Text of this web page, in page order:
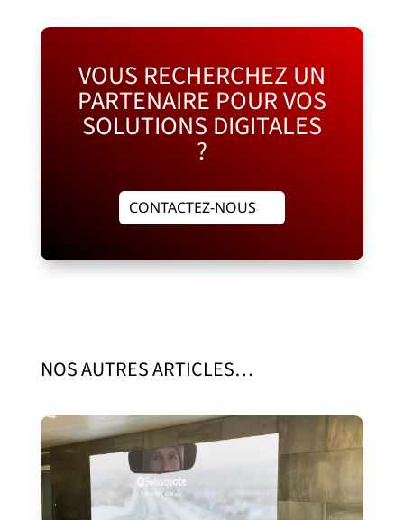
VOUS RECHERCHEZ UN
PARTENAIRE POUR VOS
SOLUTIONS DIGITALES
?
CONTACTEZ-NOUS
NOS AUTRES ARTICLES…